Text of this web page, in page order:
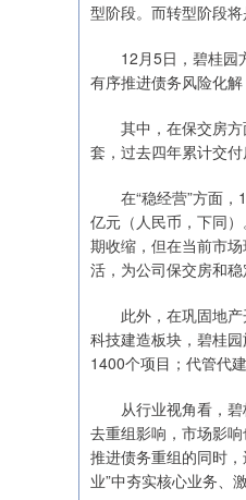
型阶段。而转型阶段将
12月5日，碧桂园方
有序推进债务风险化解
其中，在保交房方
套，过去四年累计交
在“稳经营”方面，
亿元（人民币，下同
期收缩，但在当前市
活，为公司保交房和稳
此外，在巩固地产
科技建造板块，碧桂
1400个项目；代管代
从行业视角看，碧
去重组影响，市场影
推进债务重组的同时
业”中夯实核心业务、